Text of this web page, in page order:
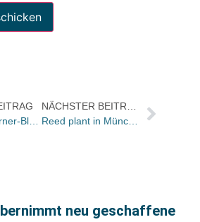
Lesetipp: Körner-Blog über die „Unvernunft deutscher Buchverleger: Schaufeln die sich ihr eigenes Grab?
neu geschaffene